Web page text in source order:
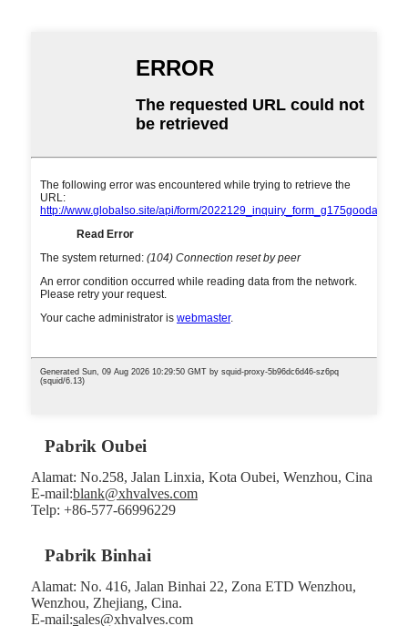
Pabrik Oubei
Alamat: No.258, Jalan Linxia, ​​Kota Oubei, Wenzhou, Cina
E-mail:blank@xhvalves.com
Telp: +86-577-66996229
Pabrik Binhai
Alamat: No. 416, Jalan Binhai 22, Zona ETD Wenzhou,
Wenzhou, Zhejiang, Cina.
E-mail:sales@xhvalves.com